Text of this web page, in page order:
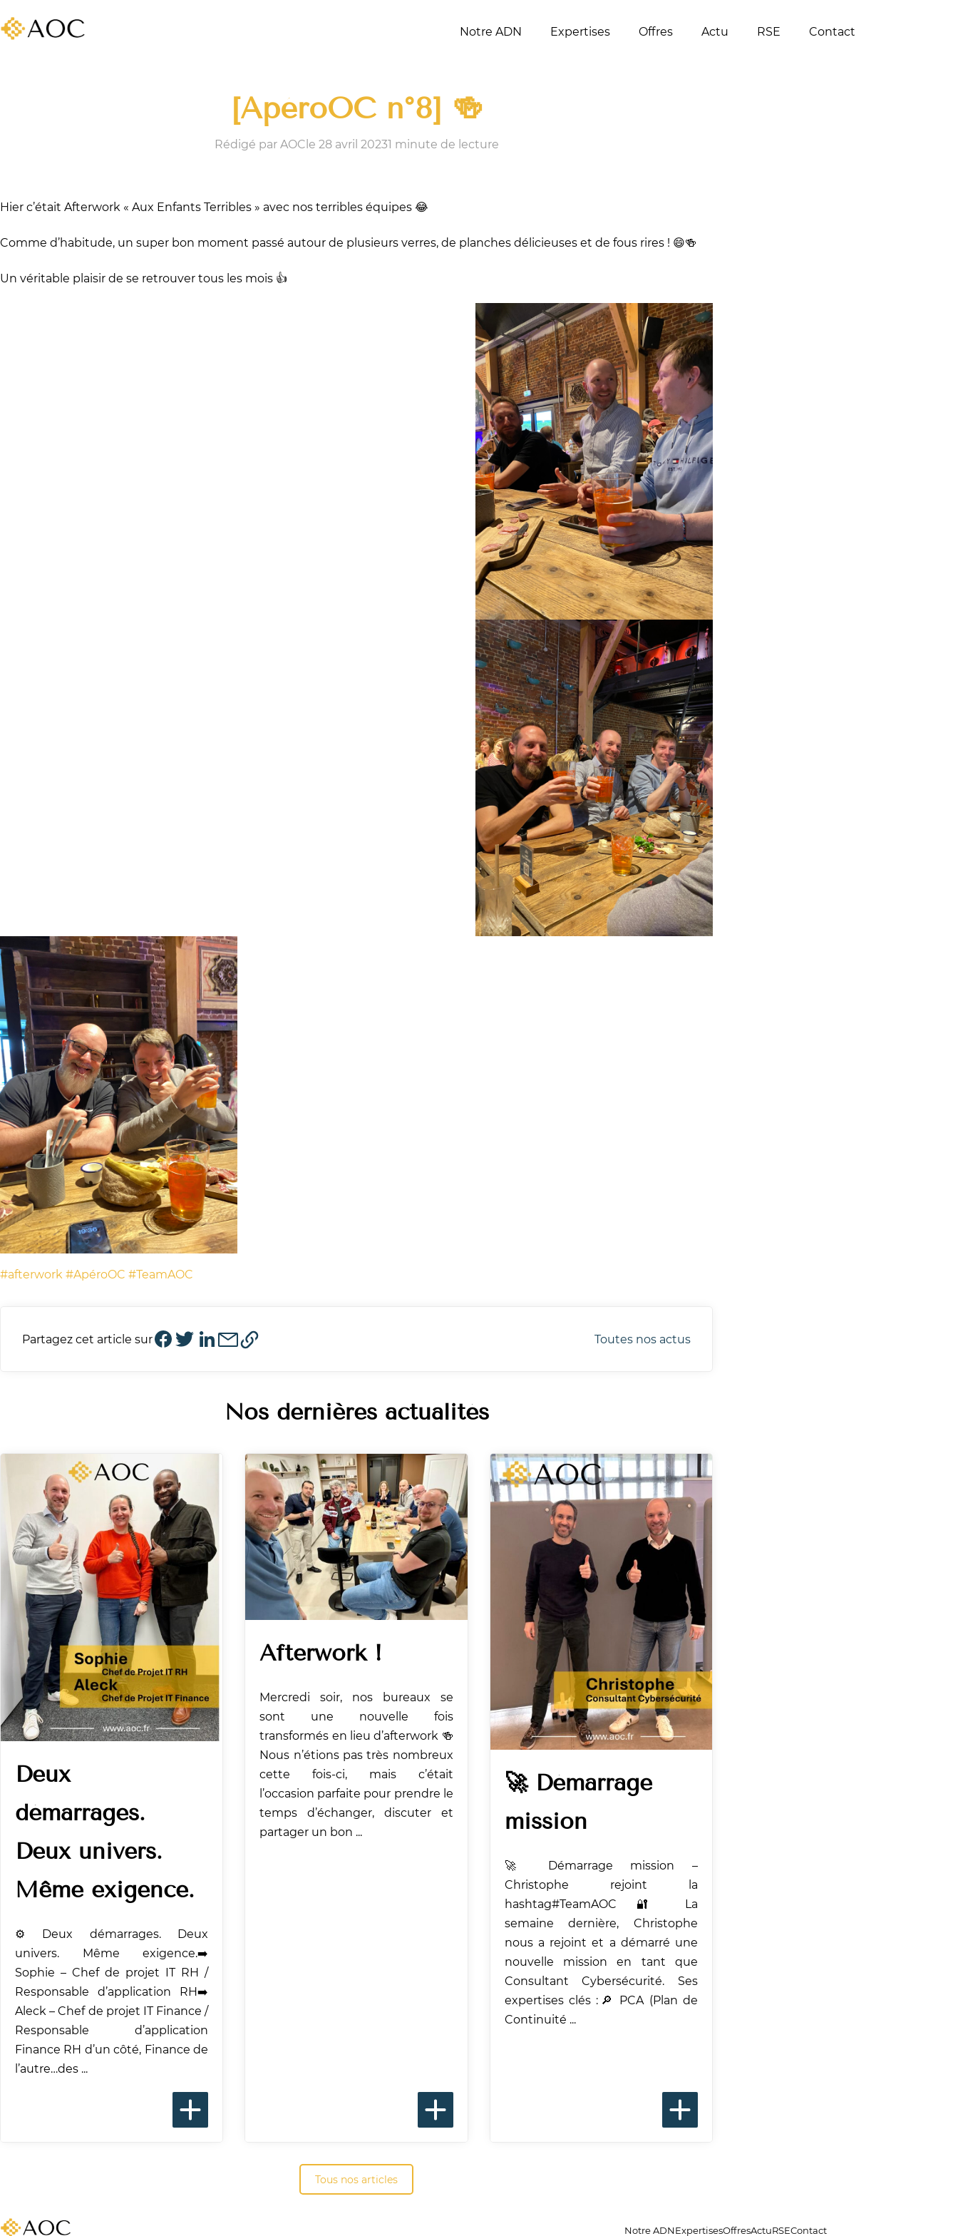
Notre ADN Expertises Offres Actu RSE Contact
[ApéroOC n°8] 🍻
Rédigé par AOCle 28 avril 20231 minute de lecture
Hier c’était Afterwork « Aux Enfants Terribles » avec nos terribles équipes 😂
Comme d’habitude, un super bon moment passé autour de plusieurs verres, de planches délicieuses et de fous rires ! 😄🍻
Un véritable plaisir de se retrouver tous les mois 👍
#afterwork #ApéroOC #TeamAOC
Partagez cet article sur Toutes nos actus
Nos dernières actualités
Deux
démarrages.
Deux univers.
Même exigence.
⚙️ Deux démarrages. Deux
univers. Même exigence.➡️
Sophie – Chef de projet IT RH /
Responsable d’application RH➡️
Aleck – Chef de projet IT Finance /
Responsable d’application
Finance RH d’un côté, Finance de
l’autre…des ...
Afterwork !
Mercredi soir, nos bureaux se
sont une nouvelle fois
transformés en lieu d’afterwork 🍻
Nous n’étions pas très nombreux
cette fois-ci, mais c’était
l’occasion parfaite pour prendre le
temps d’échanger, discuter et
partager un bon ...
🚀 Démarrage
mission
🚀 Démarrage mission –
Christophe rejoint la
hashtag#TeamAOC 🔐 La
semaine dernière, Christophe
nous a rejoint et a démarré une
nouvelle mission en tant que
Consultant Cybersécurité. Ses
expertises clés :🔎 PCA (Plan de
Continuité ...
Tous nos articles
Notre ADNExpertisesOffresActuRSEContact